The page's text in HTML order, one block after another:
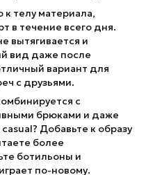
телу материала,
в течение всего дня.
вытягивается и
вид даже после
вариант для
с друзьями.
с
брюками и даже
Добавьте к образу
более
ботильоны и
по-новому.